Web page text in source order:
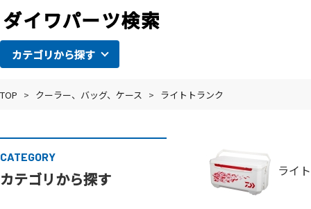
カテゴリから探す
TOP > クーラー、バッグ、ケース > ライトトランク
CATEGORY
カテゴリから探す ライ